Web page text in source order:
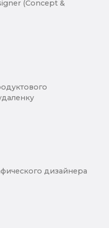
(Concept &
дизайнера